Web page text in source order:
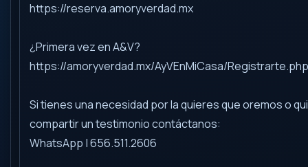
https://reserva.amoryverdad.mx
¿Primera vez en A&V?
https://amoryverdad.mx/AyVEnMiCasa/Registrarte.php
Si tienes una necesidad por la quieres que oremos o
compartir un testimonio contáctanos:
WhatsApp | 656.511.2606